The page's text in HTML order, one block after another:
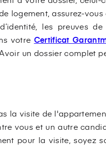
logement, assurez-vous
les preuves
votre Certificat
un dossier complet
la visite de
vous et un autre
pour la visite, soyez